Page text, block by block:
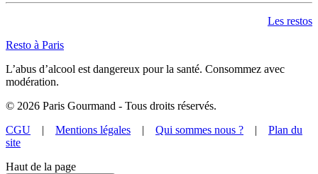
Les restos
Resto à Paris
L’abus d’alcool est dangereux pour la santé. Consommez avec
modération.
© 2026 Paris Gourmand - Tous droits réservés.
CGU | Mentions légales | Qui sommes nous ? | Plan du
site
Haut de la page